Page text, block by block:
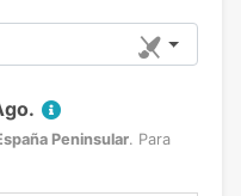
Peninsular. Para